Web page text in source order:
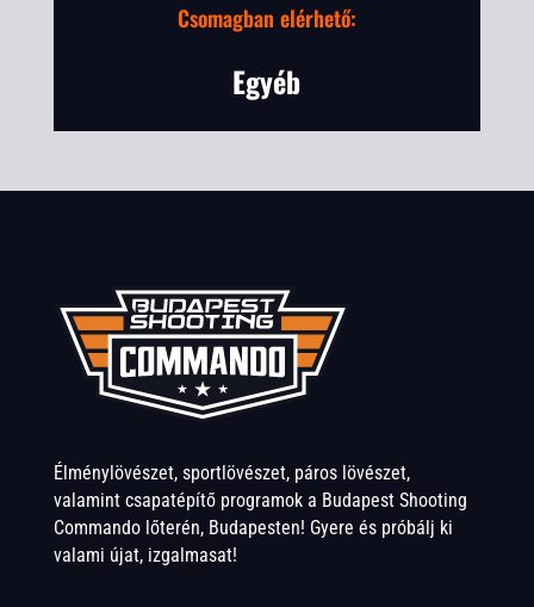
Csomagban elérhető:
Egyéb
Élménylövészet, sportlövészet, páros lövészet,
valamint csapatépítő programok a Budapest Shooting
Commando lőterén, Budapesten! Gyere és próbálj ki
valami újat, izgalmasat!